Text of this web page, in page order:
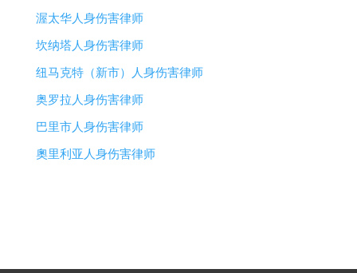
渥太华人身伤害律师
坎纳塔人身伤害律师
纽马克特（新市）人身伤害律师
奥罗拉人身伤害律师
巴里市人身伤害律师
奧里利亚人身伤害律师